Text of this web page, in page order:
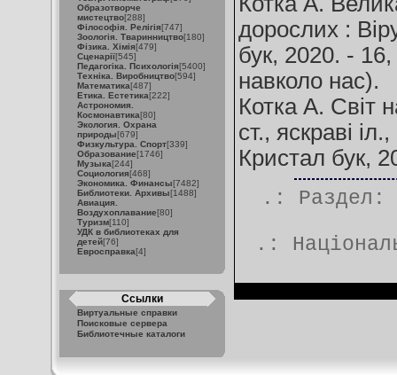
Образотворче
мистецтво[288]
Філософія. Релігія[747]
Зоологія. Тваринництво[180]
Фізика. Хімія[479]
Сценарії[545]
Педагогіка. Психологія[5400]
Техніка. Виробництво[594]
Математика[487]
Етика. Естетика[222]
Астрономия.
Космонавтика[80]
Экология. Охрана
природы[679]
Физкультура. Спорт[339]
Образование[1746]
Музыка[244]
Социология[468]
Экономика. Финансы[7482]
Библиотеки. Архивы[1488]
Авиация.
Воздухоплавание[80]
Туризм[110]
УДК в библиотеках для
детей[76]
Евросправка[4]
Ссылки
Виртуальные справки
Поисковые сервера
Библиотечные каталоги
дорослих :
бук, 2020. -
навколо нас).
Котка А. Світ
ст., яскраві
Кристал бук,
.: Раздел:
.: